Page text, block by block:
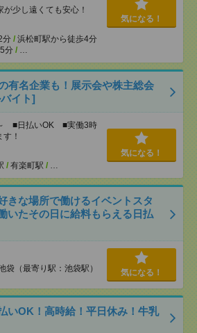
少し遠くても安心！
分 / 浜松町駅から徒歩4分
分 / …
気になる！
有名企業も！展示会や株主総会
イト]
■日払いOK ■実働3時
！
/ 有楽町駅 / …
気になる！
きな場所で働けるイベントスタ
いたその日に給料もらえる日払
袋（最寄り駅：池袋駅） 気になる！
いOK！高時給！平日休み！牛乳